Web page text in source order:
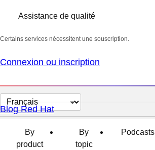
Assistance de qualité
Certains services nécessitent une souscription.
Connexion ou inscription
Changer
la
langue
Blog Red Hat
By
product
By
topic
Podcasts